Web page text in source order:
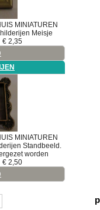
MINIATUREN
Meisje
€ 2,35
MINIATUREN
Standbeeld.
worden
€ 2,50